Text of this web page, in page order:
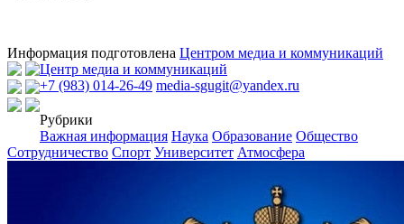
Информация подготовлена Центром медиа и коммуникаций
Центр медиа и коммуникаций
+7 (983) 014-26-49 media-sgugit@yandex.ru
Рубрики
Важная информация Наука Образование Общество
Сотрудничество Спорт Университет Атмосфера